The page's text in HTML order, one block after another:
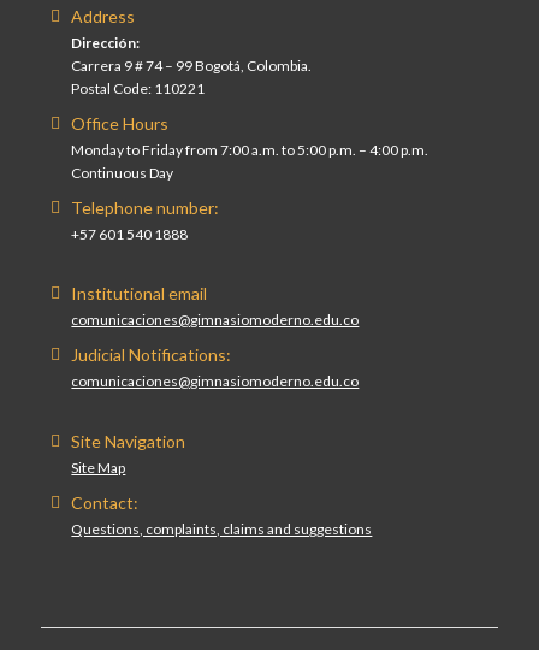
Address
Dirección:
Carrera 9 # 74 – 99 Bogotá, Colombia.
Postal Code: 110221
Office Hours
Monday to Friday from 7:00 a.m. to 5:00 p.m. – 4:00 p.m.
Continuous Day
Telephone number:
+57 601 540 1888
Institutional email
comunicaciones@gimnasiomoderno.edu.co
Judicial Notifications:
comunicaciones@gimnasiomoderno.edu.co
Site Navigation
Site Map
Contact:
Questions, complaints, claims and suggestions